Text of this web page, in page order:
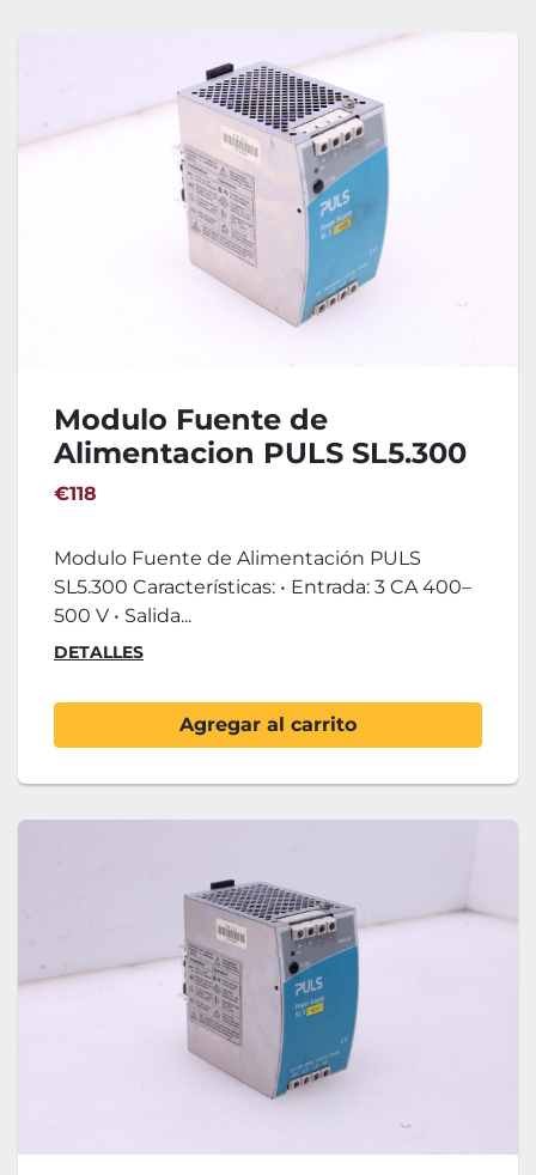
Modulo Fuente de
Alimentacion PULS SL5.300
€118
Modulo Fuente de Alimentación PULS
SL5.300 Características: • Entrada: 3 CA 400–
500 V • Salida...
DETALLES
Agregar al carrito